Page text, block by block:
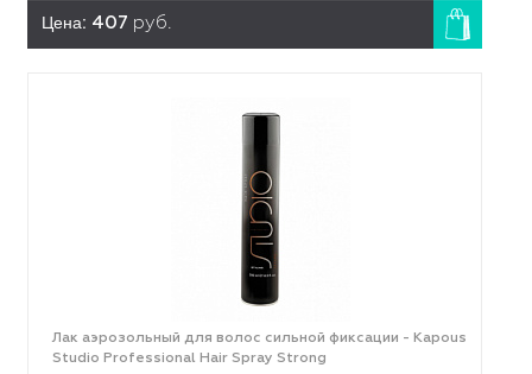
Цена: 407 руб.
Лак аэрозольный для волос сильной фиксации - Kapous
Studio Professional Hair Spray Strong